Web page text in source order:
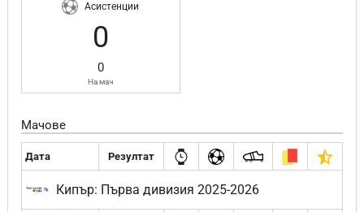
Асистенции
0
0
На мач
Мачове
Дата Резултат
Кипър: Първа дивизия 2025-2026